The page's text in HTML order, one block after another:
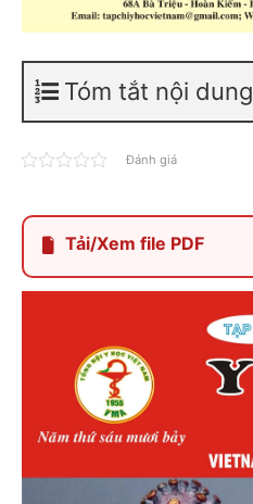
Tóm tắt nội dung
Đánh giá
Tải/Xem file PDF